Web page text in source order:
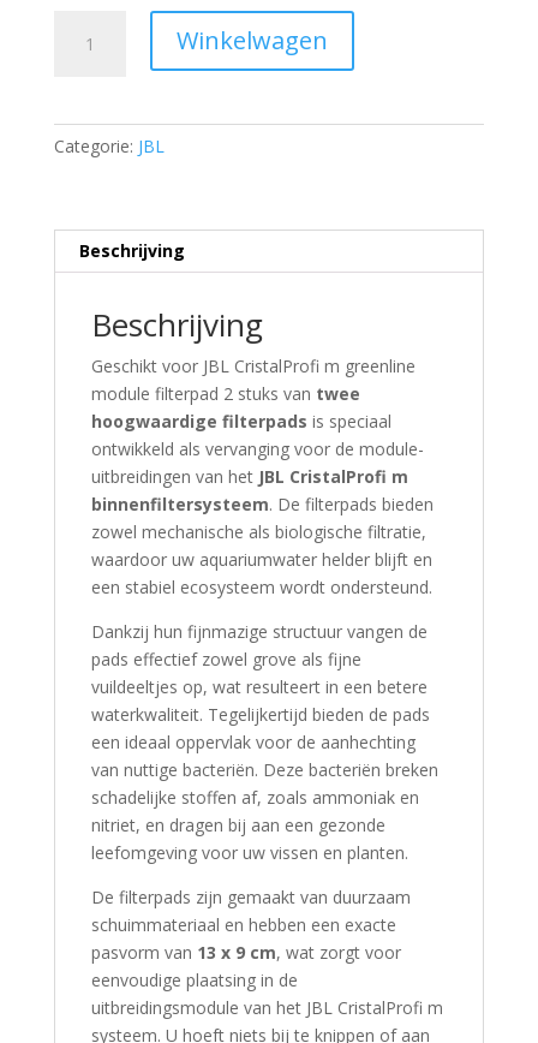
greenline
stuks
Winkelwagen
Categorie: JBL
Beschrijving
Beschrijving
Geschikt voor JBL CristalProfi m greenline
module filterpad 2 stuks van twee
hoogwaardige filterpads is speciaal
ontwikkeld als vervanging voor de module-
uitbreidingen van het JBL CristalProfi m
binnenfiltersysteem. De filterpads bieden
zowel mechanische als biologische filtratie,
waardoor uw aquariumwater helder blijft en
een stabiel ecosysteem wordt ondersteund.
Dankzij hun fijnmazige structuur vangen de
pads effectief zowel grove als fijne
vuildeeltjes op, wat resulteert in een betere
waterkwaliteit. Tegelijkertijd bieden de pads
een ideaal oppervlak voor de aanhechting
van nuttige bacteriën. Deze bacteriën breken
schadelijke stoffen af, zoals ammoniak en
nitriet, en dragen bij aan een gezonde
leefomgeving voor uw vissen en planten.
De filterpads zijn gemaakt van duurzaam
schuimmateriaal en hebben een exacte
pasvorm van 13 x 9 cm, wat zorgt voor
eenvoudige plaatsing in de
uitbreidingsmodule van het JBL CristalProfi m
systeem. U hoeft niets bij te knippen of aan